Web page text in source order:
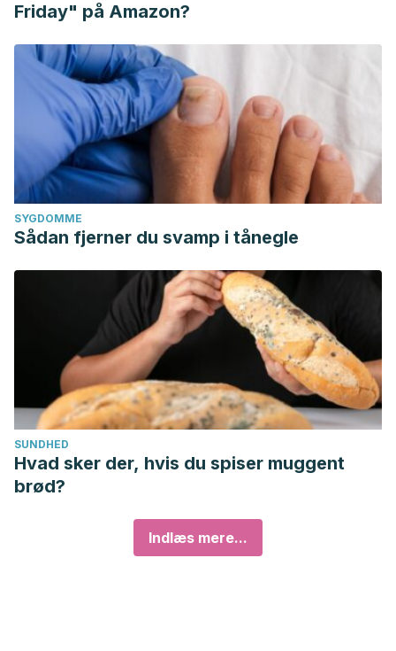
Friday" på Amazon?
SYGDOMME
Sådan fjerner du svamp i tånegle
SUNDHED
Hvad sker der, hvis du spiser muggent
brød?
Indlæs mere...